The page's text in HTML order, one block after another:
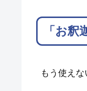
「お
もう使え